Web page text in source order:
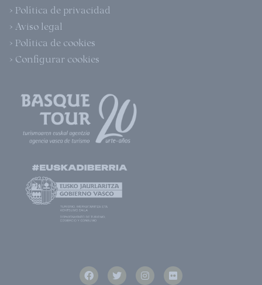
> Política de privacidad
> Aviso legal
> Política de cookies
> Configurar cookies